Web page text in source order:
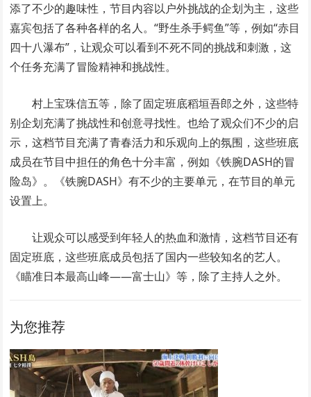
添了不少的趣味性，节目内容以户外挑战的企划为主，这些
嘉宾包括了各种各样的名人。“野生杀手鳄鱼”等，例如“赤目
四十八瀑布”，让观众可以看到不死不同的挑战和刺激，这
个任务充满了冒险精神和挑战性。
村上宝珠信五等，除了固定班底稻垣吾郎之外，这些特
别企划充满了挑战性和创意寻找性。也给了观众们不少的启
示，这档节目充满了青春活力和乐观向上的氛围，这些班底
成员在节目中担任的角色十分丰富，例如《铁腕DASH的冒
险岛》。《铁腕DASH》有不少的主要单元，在节目的单元
设置上。
让观众可以感受到年轻人的热血和激情，这档节目还有
固定班底，这些班底成员包括了国内一些较知名的艺人。
《瞄准日本最高山峰——富士山》等，除了主持人之外。
为您推荐